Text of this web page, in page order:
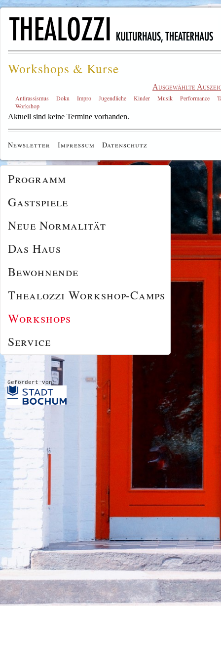
Workshops & Kurse
Ausgewählte
Antirassismus Doku Impro Jugendliche Kinder Musik Performance
Workshop
Aktuell sind keine Termine vorhanden.
Newsletter Impressum Datenschutz
Programm
Gastspiele
Neue Normalität
Das Haus
Bewohnende
Thealozzi Workshop-Camps
Workshops
Service
Gefördert von: